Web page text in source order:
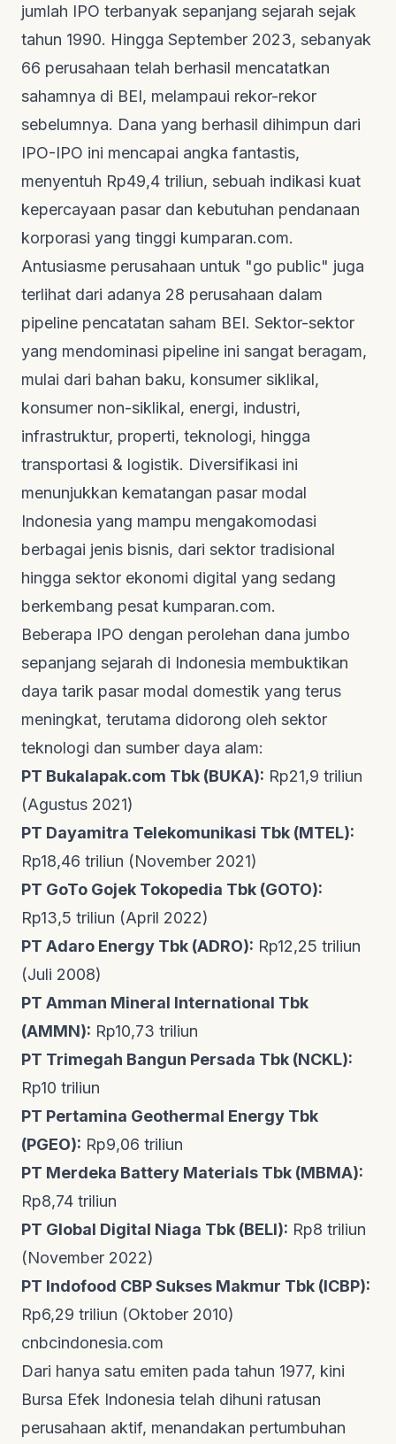
jumlah IPO terbanyak sepanjang sejarah sejak
tahun 1990. Hingga September 2023, sebanyak
66 perusahaan telah berhasil mencatatkan
sahamnya di BEI, melampaui rekor-rekor
sebelumnya. Dana yang berhasil dihimpun dari
IPO-IPO ini mencapai angka fantastis,
menyentuh Rp49,4 triliun, sebuah indikasi kuat
kepercayaan pasar dan kebutuhan pendanaan
korporasi yang tinggi kumparan.com.
Antusiasme perusahaan untuk "go public" juga
terlihat dari adanya 28 perusahaan dalam
pipeline pencatatan saham BEI. Sektor-sektor
yang mendominasi pipeline ini sangat beragam,
mulai dari bahan baku, konsumer siklikal,
konsumer non-siklikal, energi, industri,
infrastruktur, properti, teknologi, hingga
transportasi & logistik. Diversifikasi ini
menunjukkan kematangan pasar modal
Indonesia yang mampu mengakomodasi
berbagai jenis bisnis, dari sektor tradisional
hingga sektor ekonomi digital yang sedang
berkembang pesat kumparan.com.
Beberapa IPO dengan perolehan dana jumbo
sepanjang sejarah di Indonesia membuktikan
daya tarik pasar modal domestik yang terus
meningkat, terutama didorong oleh sektor
teknologi dan sumber daya alam:
PT Bukalapak.com Tbk (BUKA): Rp21,9 triliun
(Agustus 2021)
PT Dayamitra Telekomunikasi Tbk (MTEL):
Rp18,46 triliun (November 2021)
PT GoTo Gojek Tokopedia Tbk (GOTO):
Rp13,5 triliun (April 2022)
PT Adaro Energy Tbk (ADRO): Rp12,25 triliun
(Juli 2008)
PT Amman Mineral International Tbk
(AMMN): Rp10,73 triliun
PT Trimegah Bangun Persada Tbk (NCKL):
Rp10 triliun
PT Pertamina Geothermal Energy Tbk
(PGEO): Rp9,06 triliun
PT Merdeka Battery Materials Tbk (MBMA):
Rp8,74 triliun
PT Global Digital Niaga Tbk (BELI): Rp8 triliun
(November 2022)
PT Indofood CBP Sukses Makmur Tbk (ICBP):
Rp6,29 triliun (Oktober 2010)
cnbcindonesia.com
Dari hanya satu emiten pada tahun 1977, kini
Bursa Efek Indonesia telah dihuni ratusan
perusahaan aktif, menandakan pertumbuhan